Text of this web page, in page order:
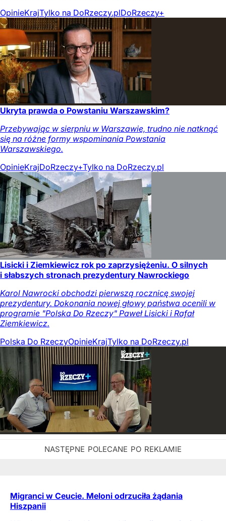
OpinieKrajTylko na DoRzeczy.plDoRzeczy+
Ukryta prawda o Powstaniu Warszawskim?
Przebywając w sierpniu w Warszawie, trudno nie natknąć
się na różne formy wspominania Powstania
Warszawskiego.
OpinieKrajDoRzeczy+Tylko na DoRzeczy.pl
Lisicki i Ziemkiewicz rok po zaprzysiężeniu. O silnych
i słabszych stronach prezydentury Nawrockiego
Karol Nawrocki obchodzi pierwszą rocznicę swojej
prezydentury. Dokonania nowej głowy państwa ocenili w
programie "Polska Do Rzeczy" Paweł Lisicki i Rafał
Ziemkiewicz.
Polska Do RzeczyOpinieKrajTylko na DoRzeczy.pl
Migranci w Ceucie. Meloni odrzuciła żądania
Hiszpanii